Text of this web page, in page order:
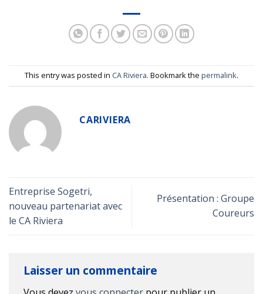
This entry was posted in CA Riviera. Bookmark the permalink.
CARIVIERA
Entreprise Sogetri,
nouveau partenariat avec
le CA Riviera
Présentation : Groupe
Coureurs
Laisser un commentaire